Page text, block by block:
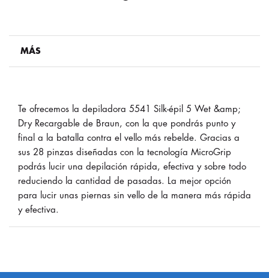
MÁS
Te ofrecemos la depiladora 5541 Silk-épil 5 Wet &amp;
Dry Recargable de Braun, con la que pondrás punto y
final a la batalla contra el vello más rebelde. Gracias a
sus 28 pinzas diseñadas con la tecnología MicroGrip
podrás lucir una depilación rápida, efectiva y sobre todo
reduciendo la cantidad de pasadas. La mejor opción
para lucir unas piernas sin vello de la manera más rápida
y efectiva.